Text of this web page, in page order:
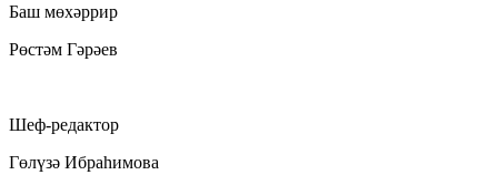
Баш мөхәррир
Рөстәм Гәрәев
Шеф-редактор
Гөлүзә Ибраһимова